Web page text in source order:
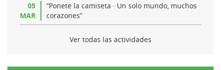
05
MAR
“Ponete la camiseta · Un solo mundo, muchos
corazones”
Ver todas las actividades